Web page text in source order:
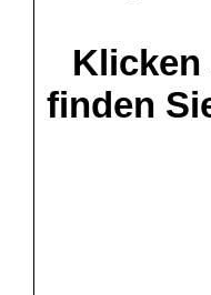
Klicken
finden